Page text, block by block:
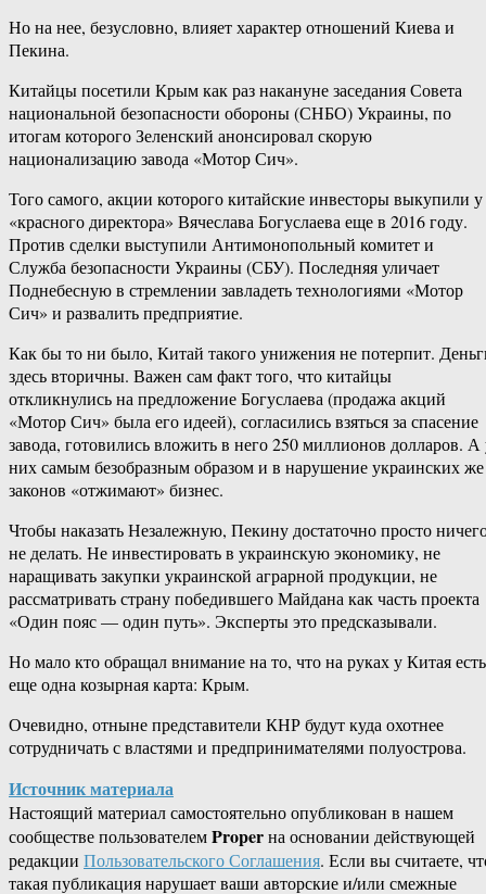
Но на нее, безусловно, влияет характер отношений Киева и
Пекина.
Китайцы посетили Крым как раз накануне заседания Совета
национальной безопасности обороны (СНБО) Украины, по
итогам которого Зеленский анонсировал скорую
национализацию завода «Мотор Сич».
Того самого, акции которого китайские инвесторы выкупили у
«красного директора» Вячеслава Богуслаева еще в 2016 году.
Против сделки выступили Антимонопольный комитет и
Служба безопасности Украины (СБУ). Последняя уличает
Поднебесную в стремлении завладеть технологиями «Мотор
Сич» и развалить предприятие.
Как бы то ни было, Китай такого унижения не потерпит.
здесь вторичны. Важен сам факт того, что китайцы
откликнулись на предложение Богуслаева (продажа акций
«Мотор Сич» была его идеей), согласились взяться за спасение
завода, готовились вложить в него 250 миллионов долларов. А
них самым безобразным образом и в нарушение украинских же
законов «отжимают» бизнес.
Чтобы наказать Незалежную, Пекину достаточно просто
не делать. Не инвестировать в украинскую экономику, не
наращивать закупки украинской аграрной продукции, не
рассматривать страну победившего Майдана как часть проекта
«Один пояс — один путь». Эксперты это предсказывали.
Но мало кто обращал внимание на то, что на руках у Китая есть
еще одна козырная карта: Крым.
Очевидно, отныне представители КНР будут куда охотнее
сотрудничать с властями и предпринимателями полуострова.
Источник материала
Настоящий материал самостоятельно опубликован в нашем
сообществе пользователемProperна основании действующей
редакции Пользовательского Соглашения. Если вы считаете,
такая публикация нарушает ваши авторские и/или смежные